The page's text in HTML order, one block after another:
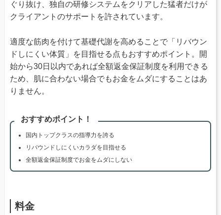
ぐり抜け、独自の研修システムをクリアした猛者だけが
クライアントのサポートを許されています。
適度な筋肉を付けて基礎代謝を高めることで「リバウン
ドしにくい体質」を目指せる点もおすすめポイント。開
始から30日以内であれば全額返金保証制度を利用できる
ため、肌に合わない場合でもお金をムダにすることはあ
りません。
おすすめポイント！
国内トップクラスの指導力を誇る
リバウンドしにくいカラダを目指せる
全額返金保証制度でお金をムダにしない
料金